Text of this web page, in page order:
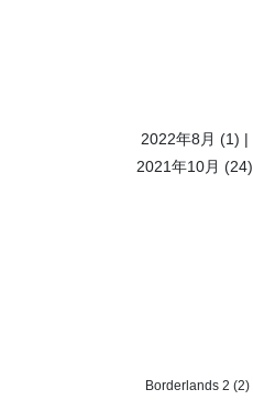
2022年8月 (1)
2021年10月 (24)
Borderlands 2 (2)